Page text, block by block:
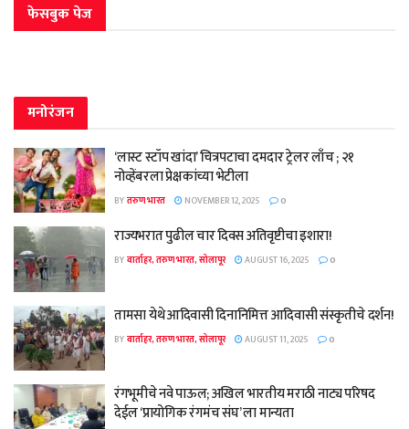
फेसबुक पेज
मनोरंजन
‘लास्ट स्टॉप खांदा’ चित्रपटाचा दमदार ट्रेलर लाँच ; २१
नोव्हेंबरला प्रेक्षकांच्या भेटीला
BYतरुण भारत NOVEMBER 12, 2025 0
राज्यभरात पुढील चार दिवस अतिवृष्टीचा इशारा!
BYवार्ताहर, तरुण भारत, सोलापूर AUGUST 16, 2025 0
तामसा येथे आदिवासी दिनानिमित्त आदिवासी संस्कृतीचे दर्शन!
BYवार्ताहर, तरुण भारत, सोलापूर AUGUST 11, 2025 0
रंगभूमीचे नवे पाऊल; अखिल भारतीय मराठी नाट्य परिषद
देईल ‘प्रायोगिक रंगमंच संघ’ ला मान्यता